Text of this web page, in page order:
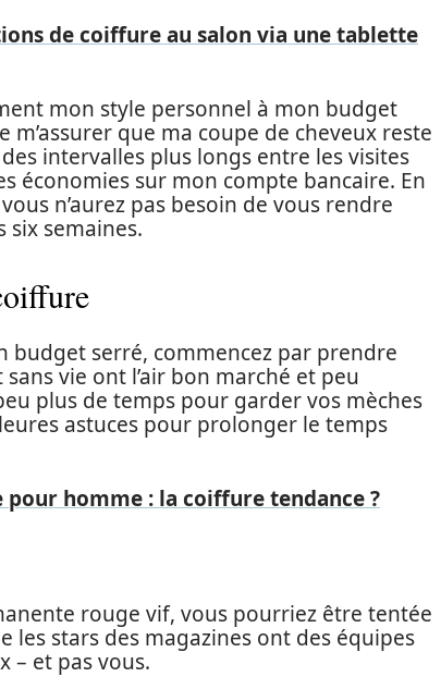
de coiffure au salon via une tablette
mon style personnel à mon budget
que ma coupe de cheveux reste
intervalles plus longs entre les visites
économies sur mon compte bancaire. En
n’aurez pas besoin de vous rendre
six semaines.
budget serré, commencez par prendre
vie ont l’air bon marché et peu
plus de temps pour garder vos mèches
astuces pour prolonger le temps
pour homme : la coiffure tendance ?
rouge vif, vous pourriez être tentée
les stars des magazines ont des équipes
– et pas vous.